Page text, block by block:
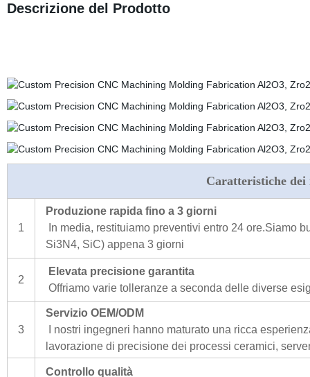
Descrizione del Prodotto
Caratteristiche
1
Produzione rapida fino a 3 giorni
In media, restituiamo preventivi entro 24 ore.Siamo
Si3N4, SiC) appena 3 giorni
2
Elevata precisione garantita
Offriamo varie tolleranze a seconda delle diverse
3
Servizio OEM/ODM
I nostri ingegneri hanno maturato una ricca
lavorazione di precisione dei processi ceramici,
Controllo qualità